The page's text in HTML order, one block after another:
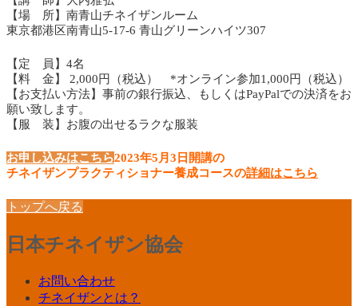
【場 所】南青山チネイザンルーム
東京都港区南青山5-17-6 青山グリーンハイツ307
【定 員】4名
【料 金】 2,000円（税込） *オンライン参加1,000円（税込）
【お支払い方法】事前の銀行振込、もしくはPayPalでの決済をお
願い致します。
【服 装】お腹の出せるラクな服装
お申し込みはこちら2023年5月3日開講の
チネイザンプラクティショナー養成コースの詳細はこちら
トップへ戻る
日本チネイザン協会
お問い合わせ
チネイザンとは？